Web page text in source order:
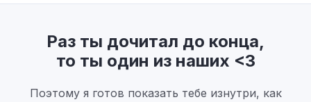
Раз ты дочитал до конца,
то ты один из наших <3
Поэтому я готов показать тебе изнутри, как